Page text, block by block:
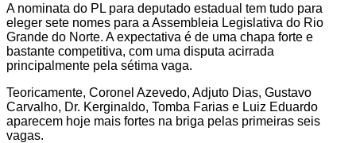
A nominata do PL para deputado estadual tem tudo para
eleger sete nomes para a Assembleia Legislativa do Rio
Grande do Norte. A expectativa é de uma chapa forte e
bastante competitiva, com uma disputa acirrada
principalmente pela sétima vaga.
Teoricamente, Coronel Azevedo, Adjuto Dias, Gustavo
Carvalho, Dr. Kerginaldo, Tomba Farias e Luiz Eduardo
aparecem hoje mais fortes na briga pelas primeiras seis
vagas.